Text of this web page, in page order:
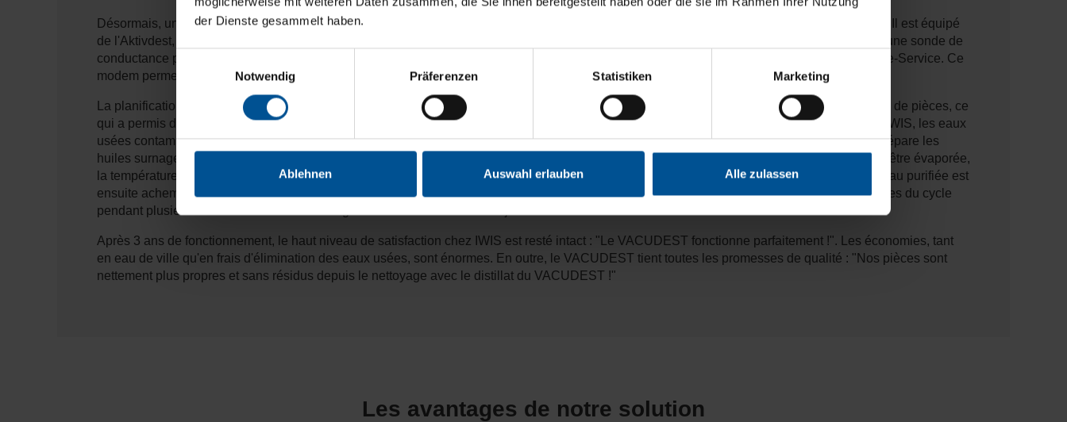
der Dienste gesammelt haben.
Einwilligungsauswahl
Notwendig
Präferenzen Statistiken Marketing
Ablehnen Auswahl erlauben Alle zulassen
Désormais, un nouveau VACUDEST XS d'une capacité de traitement de 300 mètres cubes par an traite les eaux usées de production d'IWIS. Il est équipé
de l'Aktivdest, qui élimine les composants organiques tels que les huiles flottantes et libres du distillat et abaisse ainsi la valeur de la DCO, d'une sonde de
conductance pour contrôler la conductance dans le distillat, de la technologie innovante Destcontrol pour le contrôle de la valeur du pH et du e-Service. Ce
modem permet un accès à distance par le SAV d’H2O GmbH, évitant l'intervention d'un technicien sur place dans 40 % des cas.
La planification et l'installation ont été réalisées par H2O GmbH en étroite collaboration avec le fabricant des nouvelles installations de lavage de pièces, ce
qui a permis de considérer l’ensemble des exigences comme un tout et de mettre en œuvre des solutions de manière simple et rapide. Chez IWIS, les eaux
usées contaminées sont désormais traitées à partir du premier bain, le plus fortement contaminé. Tout d'abord, une cuve avec centrifugeuse sépare les
huiles surnageantes des eaux usées de lavage des pièces. Avant d'être introduite dans le système de distillation sous vide VACUDEST pour être évaporée,
la température de l'eau de rinçage dans le réservoir de réception est abaissée de 60 à 50 degrés Celsius par un circuit de refroidissement. L'eau purifiée est
ensuite acheminée vers le rinçage final pour le nettoyage final des pièces produites. Ici, l'eau de rinçage est réutilisée par les différents rinçages du cycle
pendant plusieurs années. L'IWIS Landsberg fonctionne désormais en rejet zéro.
Après 3 ans de fonctionnement, le haut niveau de satisfaction chez IWIS est resté intact : "Le VACUDEST fonctionne parfaitement !". Les économies, tant
en eau de ville qu'en frais d'élimination des eaux usées, sont énormes. En outre, le VACUDEST tient toutes les promesses de qualité : "Nos pièces sont
nettement plus propres et sans résidus depuis le nettoyage avec le distillat du VACUDEST !"
Les avantages de notre solution